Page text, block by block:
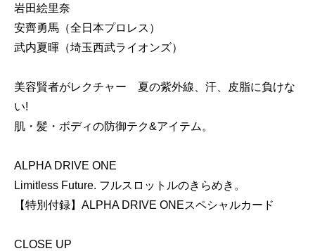
岩田絵里奈
安齊勇馬（全日本プロレス）
武内夏暉（埼玉西武ライオンズ）
美容賢者がレクチャー 夏の紫外線、汗、皮脂に負けな
い!
肌・髪・ボディの防御テク&アイテム。
ALPHA DRIVE ONE
Limitless Future. フルスロットルのきらめき。
【特別付録】ALPHA DRIVE ONEスペシャルカード
CLOSE UP